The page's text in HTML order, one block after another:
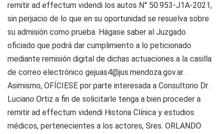
remitir ad effectum videndi los autos N° 50.953-J1A-2021,
sin perjuicio de lo que en su oportunidad se resuelva sobre
su admisión como prueba. Hágase saber al Juzgado
oficiado que podrá dar cumplimiento a lo peticionado
mediante remisión digital de dichas actuaciones a la casilla
de correo electrónico gejuas4@jus.mendoza.gov.ar .
Asimismo, OFÍCIESE por parte interesada a Consultorio Dr.
Luciano Ortiz a fin de solicitarle tenga a bien proceder a
remitir ad effectum videndi Historia Clínica y estudios
médicos, pertenecientes a los actores, Sres. ORLANDO